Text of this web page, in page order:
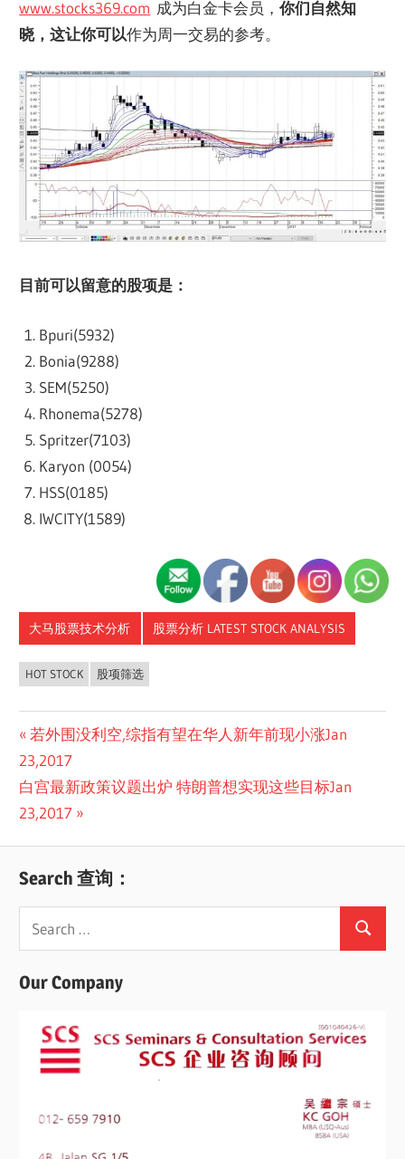
www.stocks369.com 成为白金卡会员，你们自然知
晓，这让你可以作为周一交易的参考。
目前可以留意的股项是：
Bpuri(5932)
Bonia(9288)
SEM(5250)
Rhonema(5278)
Spritzer(7103)
Karyon (0054)
HSS(0185)
IWCITY(1589)
大马股票技术分析 股票分析 LATEST STOCK ANALYSIS
HOT STOCK 股项筛选
Post
navigation
Previous
Post:
若外围没利空,综指有望在华人新年前现小涨Jan
23,2017
Next
Post:
白宫最新政策议题出炉 特朗普想实现这些目标Jan
23,2017
Search 查询：
Search
Our Company